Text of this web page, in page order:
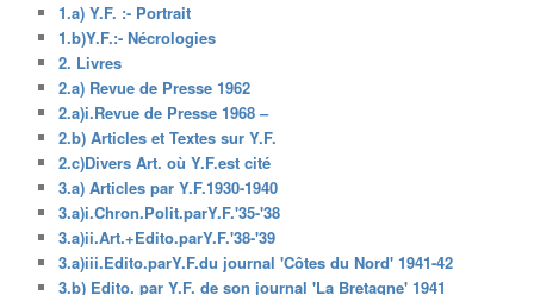
1.a) Y.F. :- Portrait
1.b)Y.F.:- Nécrologies
2. Livres
2.a) Revue de Presse 1962
2.a)i.Revue de Presse 1968 –
2.b) Articles et Textes sur Y.F.
2.c)Divers Art. où Y.F.est cité
3.a) Articles par Y.F.1930-1940
3.a)i.Chron.Polit.parY.F.'35-'38
3.a)ii.Art.+Edito.parY.F.'38-'39
3.a)iii.Edito.parY.F.du journal 'Côtes du Nord' 1941-42
3.b) Edito. par Y.F. de son journal 'La Bretagne' 1941